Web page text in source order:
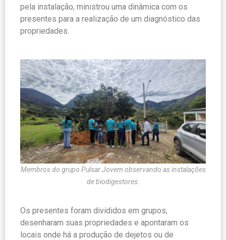
pela instalação, ministrou uma dinâmica com os
presentes para a realização de um diagnóstico das
propriedades.
Membros do grupo Pulsar Jovem observando as instalações
de biodigestores.
Os presentes foram divididos em grupos,
desenharam suas propriedades e apontaram os
locais onde há a produção de dejetos ou de